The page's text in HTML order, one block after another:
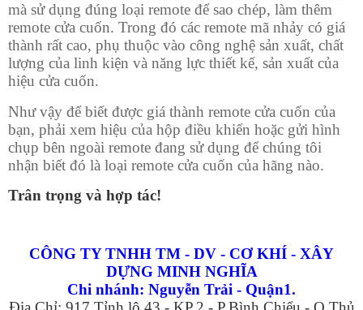
mà sử dụng đúng loại remote để sao chép, làm thêm
remote cửa cuốn. Trong đó các remote mã nhảy có giá
thành rất cao, phụ thuộc vào công nghệ sản xuất, chất
lượng của linh kiện và năng lực thiết kế, sản xuất của
hiệu cửa cuốn.
Như vậy để biết được giá thành remote cửa cuốn của
bạn, phải xem hiệu của hộp điều khiển hoặc gửi hình
chụp bên ngoài remote đang sử dụng để chúng tôi
nhận biết đó là loại remote cửa cuốn của hãng nào.
Trân trọng và hợp tác!
CÔNG TY TNHH TM - DV - CƠ KHÍ - XÂY
DỰNG MINH NGHĨA
Chi nhánh: Nguyễn Trải - Quận1.